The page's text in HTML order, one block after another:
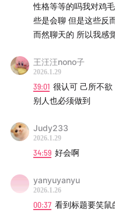
这种心情一起分享给大
观看体验：
02:49
为什么会为一个只
10:51 同样的，为什么一
忍不住笑出声？
17:00 居然还有人在用文
在喜欢上她们的「
性格等等的吗我对鸡
些是会聊 但是这些反
而然聊天的 所以我感
王汪汪nono子
2026.1.29
39:01 很认可 己所不
别人也必须做到
Judy233
2026.1.29
34:59 好会啊
yanyuyanyu
2026.1.26
00:37 看到标题要笑鼠